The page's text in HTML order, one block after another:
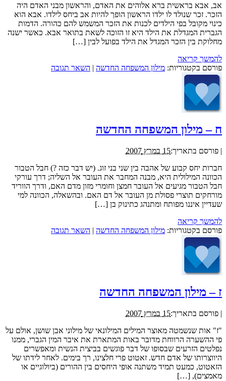
אב, אבא בראשית ברא אלוהים את האדם, והראשון מבני האדם היה
הזכר. זכר שנולד לו ילדו הראשון הופך להיות אב ביחס לילדו. אבא הוא
כינוי מקובל בפי הילדים לכנות את הזכר המשמש להם כהורה. הדמות
הגברית המגדלת את הילד היא זו הזוכה לשאת בתואר אבא. כאשר ישנה
מחלוקת בין הזכר המגדל את הילד בפועל לבין […]
להמשך קריאה
פורסם בקטגוריות: מילון המשפחה החדשה | השאר תגובה
ח – מילון המשפחה החדשה
| פורסם בתאריך:15 במרץ 2007
חברות יחס קבוע של אהבה בין שני בני זוג. (יש דבר כזה ?) חבל הטבור
הכוונה המילולית היא, מבנה המחבר את העובר אל השליה; דרך עורקי
חבל הטבור מגיעים אל העובר חמצן וחומרי מזון מדם האם, ודרך הווריד
מורחקים תוצרי פסולת מן העובר אל דם האם. ובהשאלה, הכוונה למי
שעדיין איננו מפותח ומתנהג כתינוק בן […]
להמשך קריאה
פורסם בקטגוריות: מילון המשפחה החדשה | השאר תגובה
ז – מילון המשפחה החדשה
| פורסם בתאריך:15 במרץ 2007
"ז" אות שנשמטה מאוצר המילים המילונאי של מילוני אבן שושן, אולם על
פי ההשערה הרווחת מדובר באות המתארת את איבר המין הגברי, ממנו
נפלטים הזרעים שבסופו של דבר פוגשים בביצית הנשית ומאפשרים
היווצרותו של אדם חדש. זאטוט פרי חלצינו, רך בימים. לאחר לידתו של
הזאטוט, כמעט תמיד משתנה אופי היחסים בין ההורים (ביולוגיים או
מאמצים), […]